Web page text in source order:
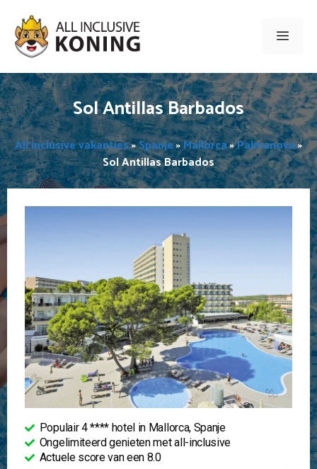
naar
inhoud
Menu
Sol Antillas Barbados
All inclusive vakanties»Spanje»Mallorca»Palmanova»
Sol Antillas Barbados
Populair 4 **** hotel in Mallorca, Spanje
Ongelimiteerd genieten met all-inclusive
Actuele score van een 8.0